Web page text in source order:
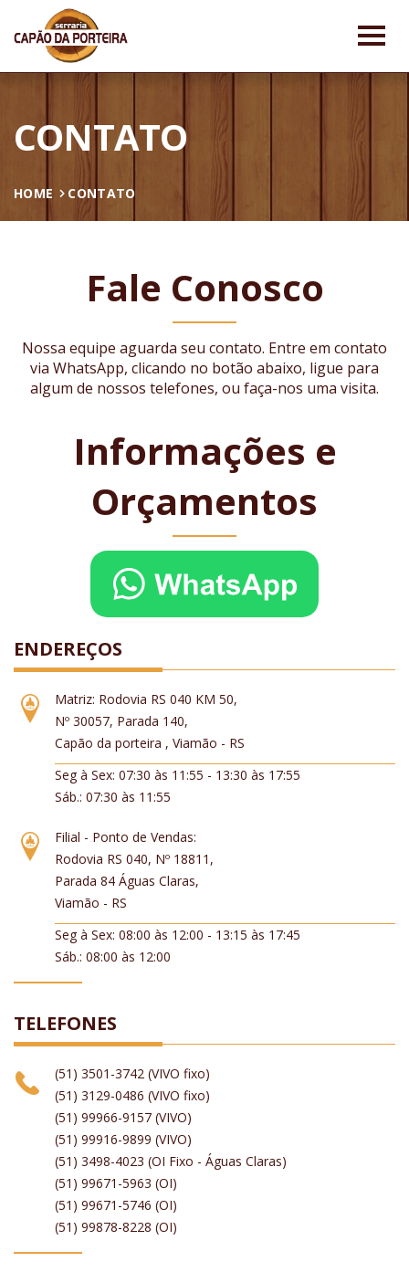
CONTATO
HOME CONTATO
Fale Conosco
Nossa equipe aguarda seu contato. Entre em contato
via WhatsApp, clicando no botão abaixo, ligue para
algum de nossos telefones, ou faça-nos uma visita.
Informações e
Orçamentos
ENDEREÇOS
Matriz: Rodovia RS 040 KM 50,
Nº 30057, Parada 140,
Capão da porteira , Viamão - RS
Seg à Sex: 07:30 às 11:55 - 13:30 às 17:55
Sáb.: 07:30 às 11:55
Filial - Ponto de Vendas:
Rodovia RS 040, Nº 18811,
Parada 84 Águas Claras,
Viamão - RS
Seg à Sex: 08:00 às 12:00 - 13:15 às 17:45
Sáb.: 08:00 às 12:00
TELEFONES
(51) 3501-3742 (VIVO fixo)
(51) 3129-0486 (VIVO fixo)
(51) 99966-9157 (VIVO)
(51) 99916-9899 (VIVO)
(51) 3498-4023 (OI Fixo - Águas Claras)
(51) 99671-5963 (OI)
(51) 99671-5746 (OI)
(51) 99878-8228 (OI)